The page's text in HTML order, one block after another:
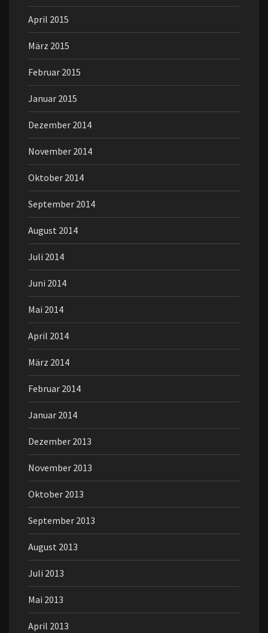
April 2015
März 2015
Februar 2015
Januar 2015
Dezember 2014
November 2014
Oktober 2014
September 2014
August 2014
Juli 2014
Juni 2014
Mai 2014
April 2014
März 2014
Februar 2014
Januar 2014
Dezember 2013
November 2013
Oktober 2013
September 2013
August 2013
Juli 2013
Mai 2013
April 2013